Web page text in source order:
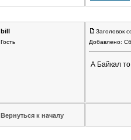
bill
Гость
Заголовок
Добавлено:
А Байкал
Вернуться к началу